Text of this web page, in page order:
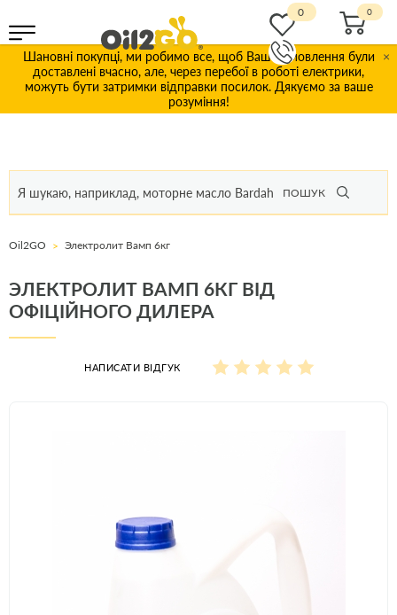
Шановні покупці, ми робимо все, щоб Ваші замовлення були
доставлені вчасно, але, через перебої в роботі електрики,
можуть бути затримки відправки посилок. Дякуємо за ваше
розуміння!
×
ПОШУК
0
Oil2GO Электролит Вамп 6кг
ЭЛЕКТРОЛИТ ВАМП 6КГ ВІД
ОФІЦІЙНОГО ДИЛЕРА
НАПИСАТИ ВІДГУК